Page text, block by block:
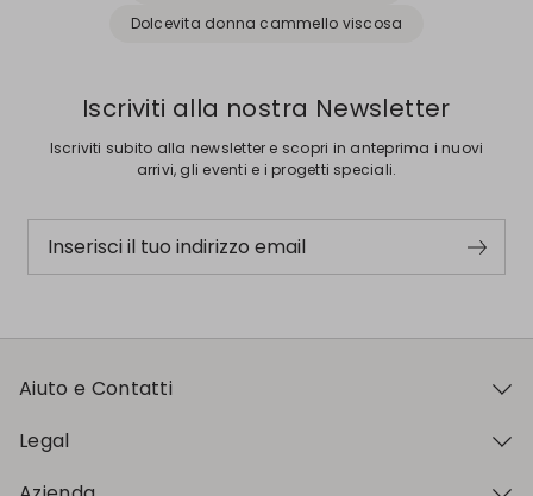
Dolcevita donna cammello viscosa
Iscriviti alla nostra Newsletter
Iscriviti subito alla newsletter e scopri in anteprima i nuovi
arrivi, gli eventi e i progetti speciali.
Inserisci il tuo indirizzo email
Aiuto e Contatti
Legal